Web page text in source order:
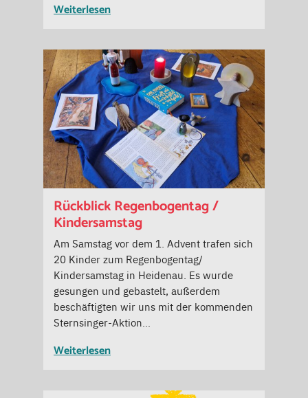
Weiterlesen
Rückblick Regenbogentag /
Kindersamstag
Am Samstag vor dem 1. Advent trafen sich
20 Kinder zum Regenbogentag/
Kindersamstag in Heidenau. Es wurde
gesungen und gebastelt, außerdem
beschäftigten wir uns mit der kommenden
Sternsinger-Aktion…
Weiterlesen